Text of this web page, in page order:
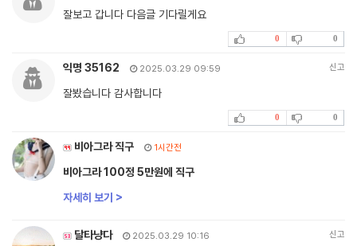
잘보고 갑니다 다음글 기다릴게요
0 0
익명 35162 2025.03.29 09:59 신고
잘봤습니다 감사합니다
0 0
비아그라 직구 1시간전
비아그라 100정 5만원에 직구
자세히 보기 >
달타냥다 2025.03.29 10:16 신고